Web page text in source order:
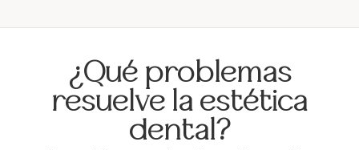
¿Qué problemas
resuelve la estética
dental?